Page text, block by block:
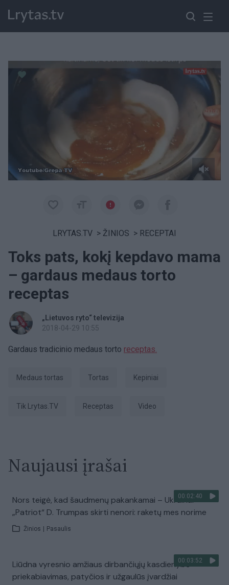
Paremkite Ukrainą
LRYTAS.TV > ŽINIOS > RECEPTAI
Toks pats, kokį kepdavo mama
– gardaus medaus torto
receptas
„Lietuvos ryto“ televizija
2018-04-29 10:55
Gardaus tradicinio medaus torto receptas.
medaus tortas tortas kepiniai
tik Lrytas.TV receptas Video
Naujausi įrašai
00:02:40
Nors teigė, kad šaudmenų pakankamai – Ukrainai
„Patriot“ D. Trumpas skirti nenori: raketų mes norime
Žinios Pasaulis
00:03:52
Liūdna vyresnio amžiaus dirbančiųjų kasdienybė –
priekabiavimas, patyčios ir užgaulūs įvardžiai